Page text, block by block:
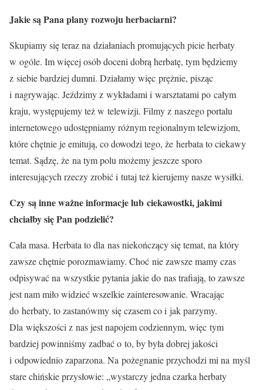
Jakie są Pana plany rozwoju herbaciarni?
Skupiamy się teraz na działaniach promujących picie herbaty
w ogóle. Im więcej osób doceni dobrą herbatę, tym będziemy
z siebie bardziej dumni. Działamy więc prężnie, pisząc
i nagrywając. Jeździmy z wykładami i warsztatami po całym
kraju, występujemy też w telewizji. Filmy z naszego portalu
internetowego udostępniamy różnym regionalnym telewizjom,
które chętnie je emitują, co dowodzi tego, że herbata to ciekawy
temat. Sądzę, że na tym polu możemy jeszcze sporo
interesujących rzeczy zrobić i tutaj też kierujemy nasze wysiłki.
Czy są inne ważne informacje lub ciekawostki, jakimi
chciałby się Pan podzielić?
Cała masa. Herbata to dla nas niekończący się temat, na który
zawsze chętnie porozmawiamy. Choć nie zawsze mamy czas
odpisywać na wszystkie pytania jakie do nas trafiają, to zawsze
jest nam miło widzieć wszelkie zainteresowanie. Wracając
do herbaty, to zastanówmy się czasem co i jak parzymy.
Dla większości z nas jest napojem codziennym, więc tym
bardziej powinniśmy zadbać o to, by była dobrej jakości
i odpowiednio zaparzona. Na pożegnanie przychodzi mi na myśl
stare chińskie przysłowie: „wystarczy jedna czarka herbaty